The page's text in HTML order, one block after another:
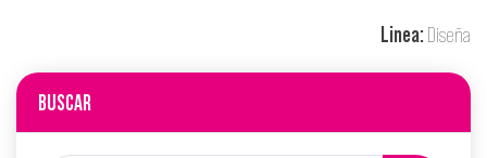
Linea:Diseña
BUSCAR